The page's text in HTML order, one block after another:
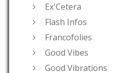
Ex'Cetera
Flash Infos
Francofolies
Good Vibes
Good Vibrations